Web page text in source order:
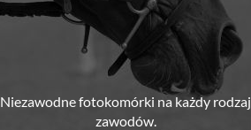
Niezawodne fotokomórki na każdy rodzaj
zawodów.